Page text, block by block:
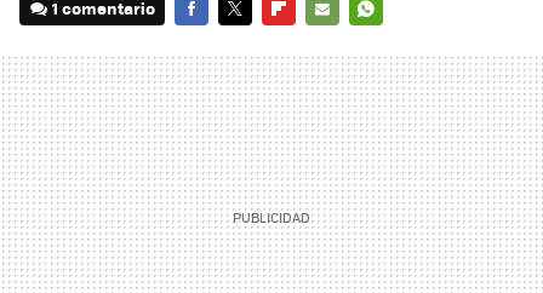
1 comentario
MAIL